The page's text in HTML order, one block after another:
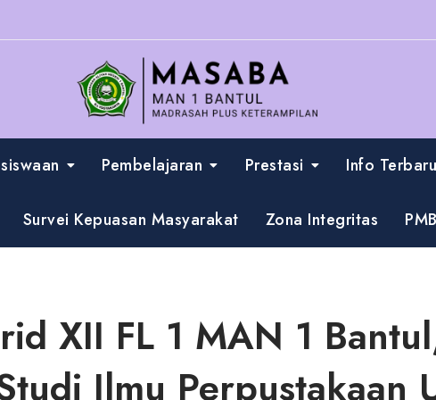
Pembelajaran Prestasi Info Terbaru
Survei Kepuasan Masyarakat Zona Integritas
XII FL 1 MAN 1
Ilmu Perpustakaan